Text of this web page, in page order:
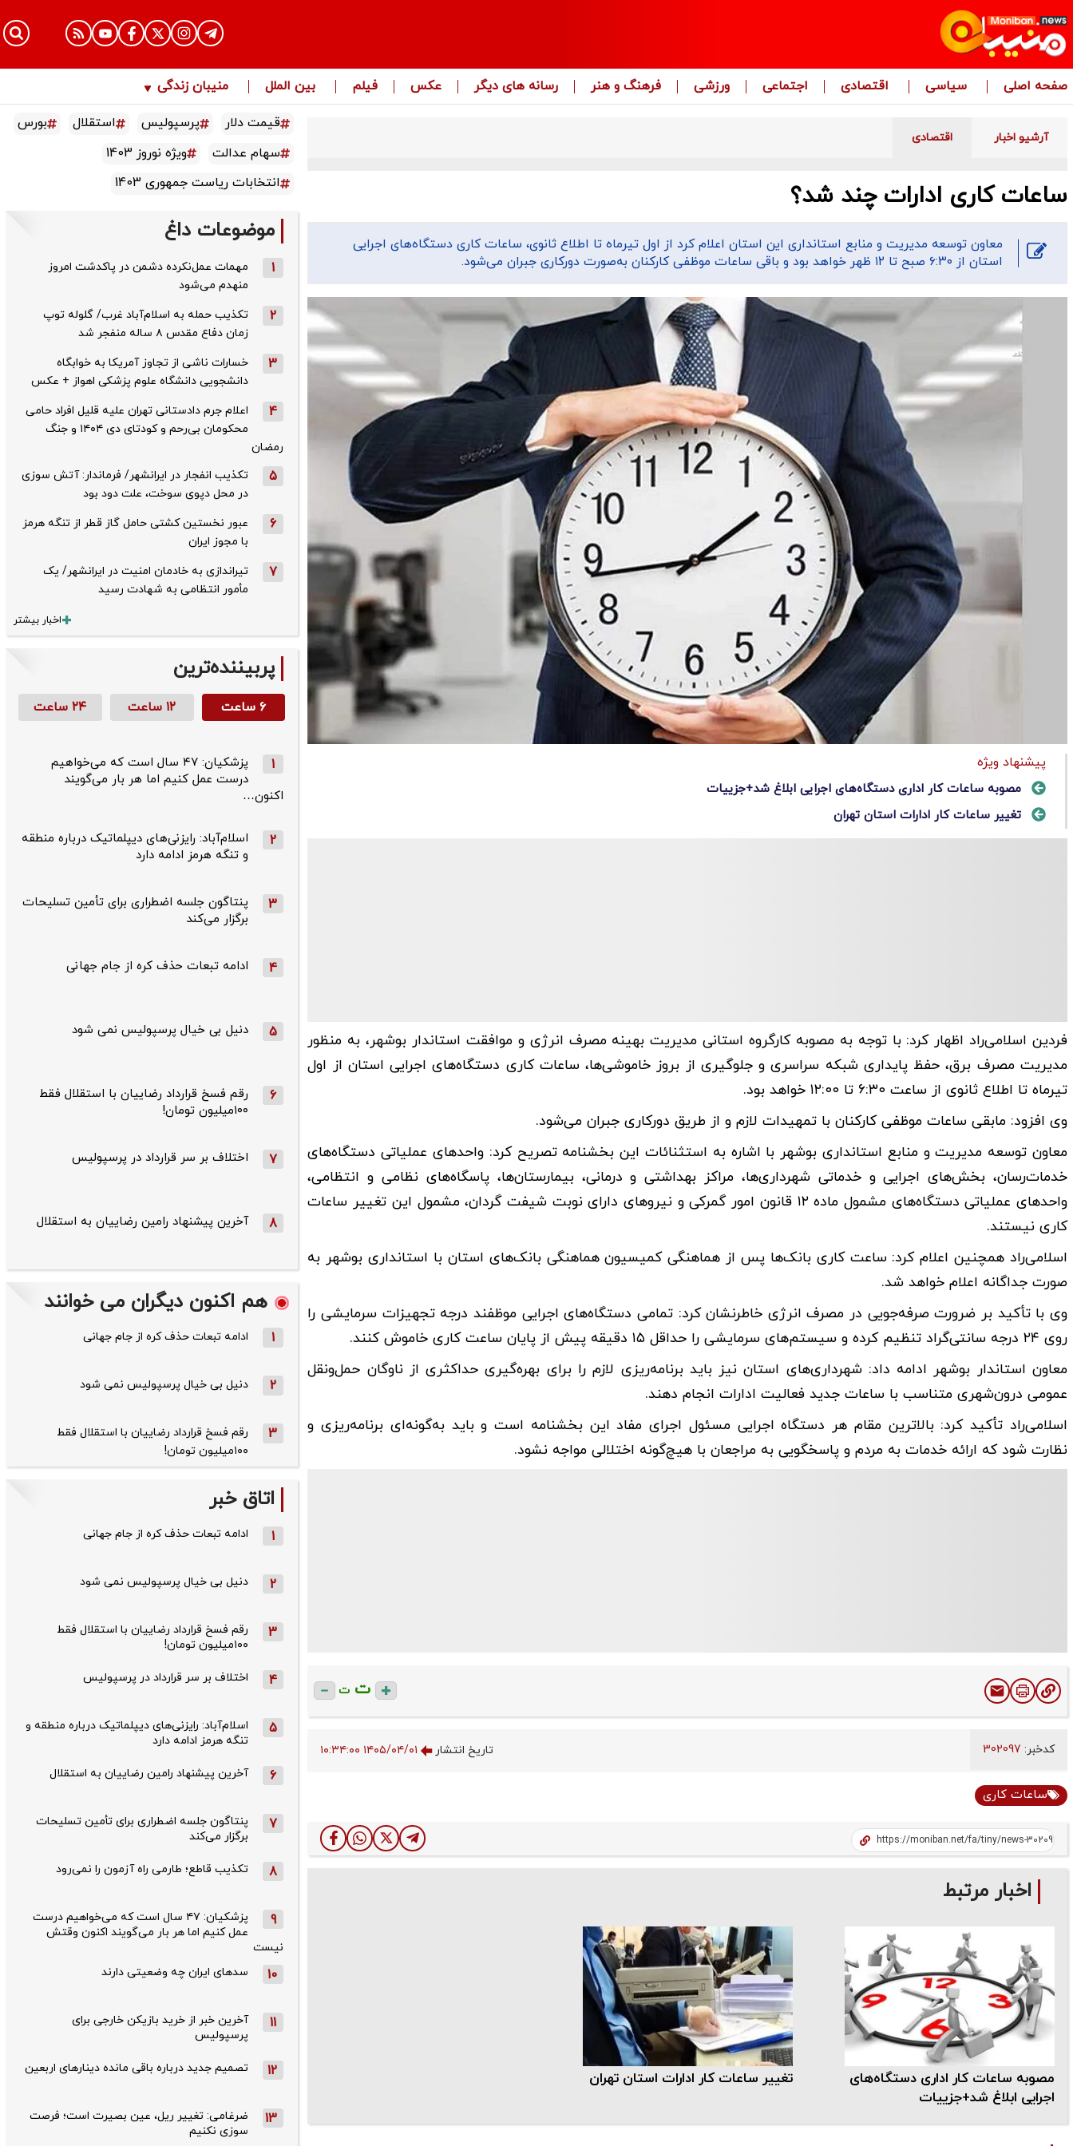
صفحه اصلی سیاسی اقتصادی اجتماعی ورزشی فرهنگ و هنر رسانه های دیگر عکس فیلم بین الملل منیبان زندگی
آرشیو اخبار اقتصادی
ساعات کاری ادارات چند شد؟
معاون توسعه مدیریت و منابع استانداری این استان اعلام کرد از اول تیرماه تا اطلاع ثانوی، ساعات کاری دستگاه‌های اجرایی
استان از ۶:۳۰ صبح تا ۱۲ ظهر خواهد بود و باقی ساعات موظفی کارکنان به‌صورت دورکاری جبران می‌شود.
پیشنهاد ویژه
مصوبه ساعات کار اداری دستگاه‌های اجرایی ابلاغ شد+جزییات
تغییر ساعات کار ادارات استان تهران
فردین اسلامی‌راد اظهار کرد: با توجه به مصوبه کارگروه استانی مدیریت بهینه مصرف انرژی و موافقت استاندار بوشهر، به منظور
مدیریت مصرف برق، حفظ پایداری شبکه سراسری و جلوگیری از بروز خاموشی‌ها، ساعات کاری دستگاه‌های اجرایی استان از اول
تیرماه تا اطلاع ثانوی از ساعت ۶:۳۰ تا ۱۲:۰۰ خواهد بود.
وی افزود: مابقی ساعات موظفی کارکنان با تمهیدات لازم و از طریق دورکاری جبران می‌شود.
معاون توسعه مدیریت و منابع استانداری بوشهر با اشاره به استثنائات این بخشنامه تصریح کرد: واحد‌های عملیاتی دستگاه‌های
خدمات‌رسان، بخش‌های اجرایی و خدماتی شهرداری‌ها، مراکز بهداشتی و درمانی، بیمارستان‌ها، پاسگاه‌های نظامی و انتظامی،
واحد‌های عملیاتی دستگاه‌های مشمول ماده ۱۲ قانون امور گمرکی و نیرو‌های دارای نوبت شیفت گردان، مشمول این تغییر ساعات
کاری نیستند.
اسلامی‌راد همچنین اعلام کرد: ساعت کاری بانک‌ها پس از هماهنگی کمیسیون هماهنگی بانک‌های استان با استانداری بوشهر به
صورت جداگانه اعلام خواهد شد.
وی با تأکید بر ضرورت صرفه‌جویی در مصرف انرژی خاطرنشان کرد: تمامی دستگاه‌های اجرایی موظفند درجه تجهیزات سرمایشی را
روی ۲۴ درجه سانتی‌گراد تنظیم کرده و سیستم‌های سرمایشی را حداقل ۱۵ دقیقه پیش از پایان ساعت کاری خاموش کنند.
معاون استاندار بوشهر ادامه داد: شهرداری‌های استان نیز باید برنامه‌ریزی لازم را برای بهره‌گیری حداکثری از ناوگان حمل‌ونقل
عمومی درون‌شهری متناسب با ساعات جدید فعالیت ادارات انجام دهند.
اسلامی‌راد تأکید کرد: بالاترین مقام هر دستگاه اجرایی مسئول اجرای مفاد این بخشنامه است و باید به‌گونه‌ای برنامه‌ریزی و
نظارت شود که ارائه خدمات به مردم و پاسخگویی به مراجعان با هیچ‌گونه اختلالی مواجه نشود.
ت ت
کدخبر: تاریخ انتشار ۱۴۰۵/۰۴/۰۱ ۱۰:۳۴:۰۰
ساعات کاری
اخبار مرتبط
مصوبه ساعات کار اداری دستگاه‌های
اجرایی ابلاغ شد+جزییات
تغییر ساعات کار ادارات استان تهران
قیمت دلار پرسپولیس استقلال
بورس
سهام عدالت
ویژه نوروز 1403
انتخابات ریاست جمهوری 1403
موضوعات داغ
1
مهمات عمل‌نکرده دشمن در پاکدشت امروز
منهدم می‌شود
2
تکذیب حمله به اسلام‌آباد غرب/ گلوله توپ
زمان دفاع مقدس ۸ ساله منفجر شد
3
خسارات ناشی از تجاوز آمریکا به خوابگاه
دانشجویی دانشگاه علوم پزشکی اهواز + عکس
4
اعلام جرم دادستانی تهران علیه قلیل افراد حامی
محکومان بی‌رحم و کودتای دی‌ ۱۴۰۴ و جنگ
رمضان
5
تکذیب ‌انفجار در ایرانشهر/ فرماندار: آتش سوزی
در محل دپوی سوخت، علت دود بود
6
عبور نخستین کشتی حامل گاز قطر از تنگه هرمز
با مجوز ایران
7
تیراندازی به خادمان امنیت در ایرانشهر/ یک
مأمور انتظامی به شهادت رسید
اخبار بیشتر
پربیننده‌ترین
۶ ساعت ۱۲ ساعت ۲۴ ساعت
1
پزشکیان: ۴۷ سال است که می‌خواهیم
درست عمل کنیم اما هر بار می‌گویند
اکنون…
2
اسلام‌آباد: رایزنی‌های دیپلماتیک درباره منطقه
و تنگه هرمز ادامه دارد
3
پنتاگون جلسه اضطراری برای تأمین تسلیحات
برگزار می‌کند
4 ادامه تبعات حذف کره از جام جهانی
5 دنیل بی خیال پرسپولیس نمی شود
6
رقم فسخ قرارداد رضاییان با استقلال فقط
۱۰۰میلیون تومان!
7 اختلاف بر سر قرارداد در پرسپولیس
8 آخرین پیشنهاد رامین رضاییان به استقلال
هم اکنون دیگران می خوانند
1 ادامه تبعات حذف کره از جام جهانی
2 دنیل بی خیال پرسپولیس نمی شود
3
رقم فسخ قرارداد رضاییان با استقلال فقط
۱۰۰میلیون تومان!
اتاق خبر
1 ادامه تبعات حذف کره از جام جهانی
2 دنیل بی خیال پرسپولیس نمی شود
3
رقم فسخ قرارداد رضاییان با استقلال فقط
۱۰۰میلیون تومان!
4 اختلاف بر سر قرارداد در پرسپولیس
5
اسلام‌آباد: رایزنی‌های دیپلماتیک درباره منطقه و
تنگه هرمز ادامه دارد
6 آخرین پیشنهاد رامین رضاییان به استقلال
7
پنتاگون جلسه اضطراری برای تأمین تسلیحات
برگزار می‌کند
8 تکذیب قاطع؛‌ طارمی راه آزمون را نمی‌رود
9
پزشکیان: ۴۷ سال است که می‌خواهیم درست
عمل کنیم اما هر بار می‌گویند اکنون وقتش
نیست
10 سدهای ایران چه وضعیتی دارند
11
آخرین خبر از خرید بازیکن خارجی برای
پرسپولیس
12 تصمیم جدید درباره باقی مانده دینارهای اربعین
13
ضرغامی: تغییر ریل، عین بصیرت است؛ فرصت
سوزی نکنیم